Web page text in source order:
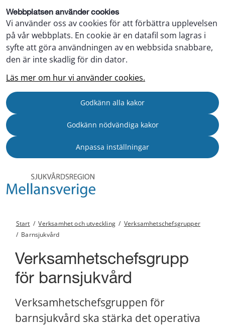
Webbplatsen använder cookies
Vi använder oss av cookies för att förbättra upplevelsen
på vår webbplats. En cookie är en datafil som lagras i
syfte att göra användningen av en webbsida snabbare,
den är inte skadlig för din dator.
Läs mer om hur vi använder cookies.
Godkänn alla kakor
Godkänn nödvändiga kakor
Anpassa inställningar
Start / Verksamhet och utveckling / Verksamhetschefsgrupper
/ Barnsjukvård
Verksamhetschefsgrupp
för barnsjukvård
Verksamhetschefsgruppen för
barnsjukvård ska stärka det operativa